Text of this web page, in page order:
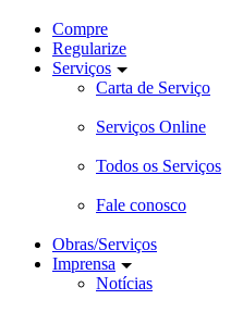
Compre
Regularize
Serviços
Carta de Serviço
Serviços Online
Todos os Serviços
Fale conosco
Obras/Serviços
Imprensa
Notícias